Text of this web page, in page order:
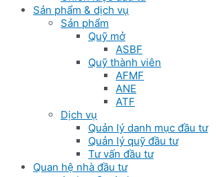
Sản phẩm & dịch vụ
Sản phẩm
Quỹ mở
ASBF
Quỹ thành viên
AFMF
ANE
ATF
Dịch vụ
Quản lý danh mục đầu tư
Quản lý quỹ đầu tư
Tư vấn đầu tư
Quan hệ nhà đầu tư